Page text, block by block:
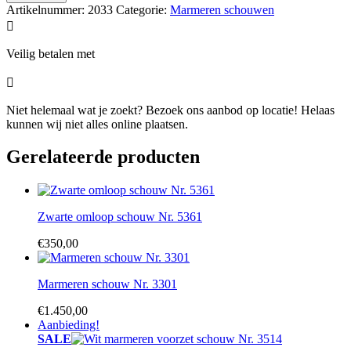
Artikelnummer: 2033 Categorie: Marmeren schouwen

Veilig betalen met

Niet helemaal wat je zoekt? Bezoek ons aanbod op locatie! Helaas
kunnen wij niet alles online plaatsen.
Gerelateerde producten
Zwarte omloop schouw Nr. 5361
€350,00
Marmeren schouw Nr. 3301
€1.450,00
Aanbieding!
SALE